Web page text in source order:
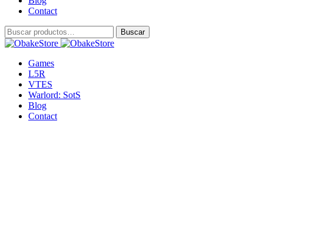
Contact
Buscar
por:
Buscar
Games
L5R
VTES
Warlord: SotS
Blog
Contact